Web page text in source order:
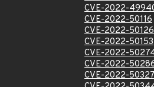
CVE-2022-
CVE-2022-50116
CVE-2022-50126
CVE-2022-50153
CVE-2022-
CVE-2022-
CVE-2022-